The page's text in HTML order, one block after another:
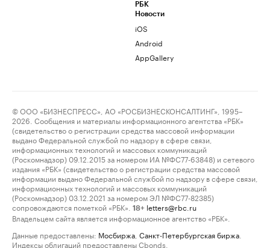
РБК
Новости
iOS
Android
AppGallery
© ООО «БИЗНЕСПРЕСС», АО «РОСБИЗНЕСКОНСАЛТИНГ», 1995–
2026. Сообщения и материалы информационного агентства «РБК»
(свидетельство о регистрации средства массовой информации
выдано Федеральной службой по надзору в сфере связи,
информационных технологий и массовых коммуникаций
(Роскомнадзор) 09.12.2015 за номером ИА №ФС77-63848) и сетевого
издания «РБК» (свидетельство о регистрации средства массовой
информации выдано Федеральной службой по надзору в сфере связи,
информационных технологий и массовых коммуникаций
(Роскомнадзор) 03.12.2021 за номером ЭЛ №ФС77-82385)
сопровождаются пометкой «РБК».
18+ letters@rbc.ru
Владельцем сайта является информационное агентство «РБК».
Данные предоставлены: Мосбиржа Санкт-Петербургская биржа
Индексы облигаций предоставлены Cbonds.